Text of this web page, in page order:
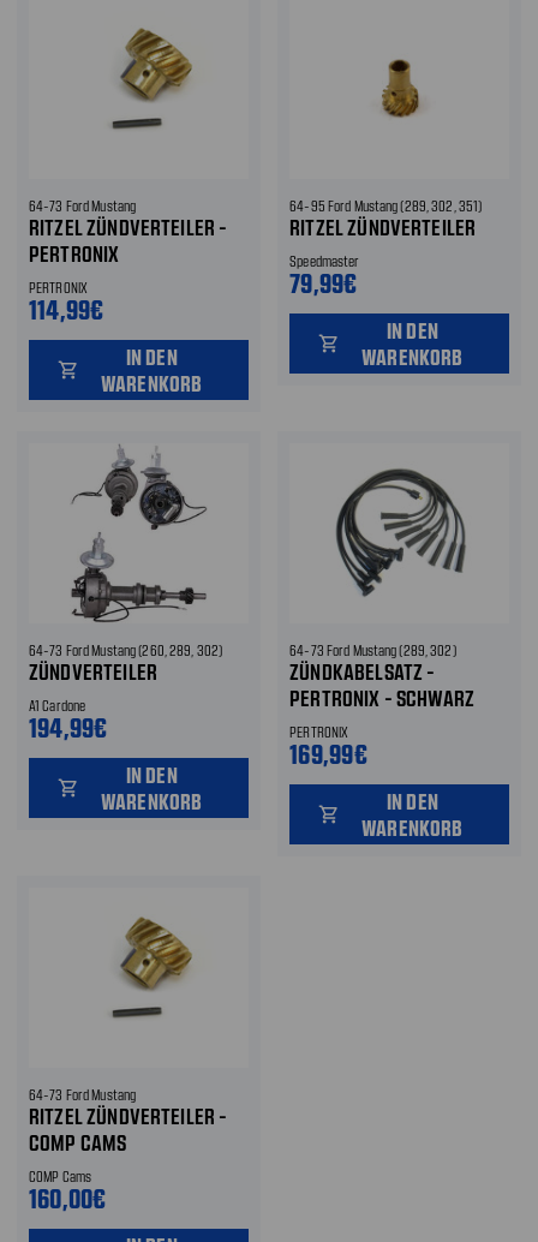
64-73 Ford Mustang
RITZEL ZÜNDVERTEILER -
PERTRONIX
PERTRONIX
114,99€
shopping_cart
IN DEN
WARENKORB
64-95 Ford Mustang (289, 302, 351)
RITZEL ZÜNDVERTEILER
Speedmaster
79,99€
shopping_cart
IN DEN
WARENKORB
64-73 Ford Mustang (260, 289, 302)
ZÜNDVERTEILER
A1 Cardone
194,99€
shopping_cart
IN DEN
WARENKORB
64-73 Ford Mustang (289, 302)
ZÜNDKABELSATZ -
PERTRONIX - SCHWARZ
PERTRONIX
169,99€
shopping_cart
IN DEN
WARENKORB
64-73 Ford Mustang
RITZEL ZÜNDVERTEILER -
COMP CAMS
COMP Cams
160,00€